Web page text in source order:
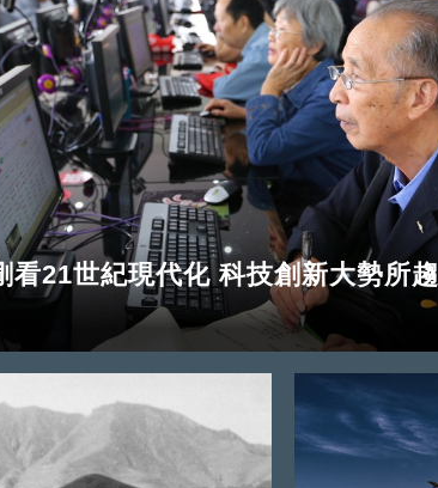
看21世紀現代化 科技創新大勢所趨